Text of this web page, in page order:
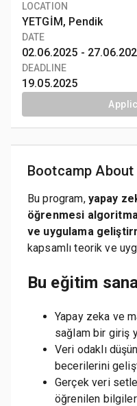
Bootcamp About
Bu program, yapay
öğrenmesi
ve uygulama
kapsamlı teorik ve
Bu eğitim
Yapay zeka ve
sağlam bir giriş
Veri odaklı
becerilerini
Gerçek veri
öğrenilen
LOCATION
YETGİM, Pendik
DATE
02.06.2025 -
DEADLINE
19.05.2025